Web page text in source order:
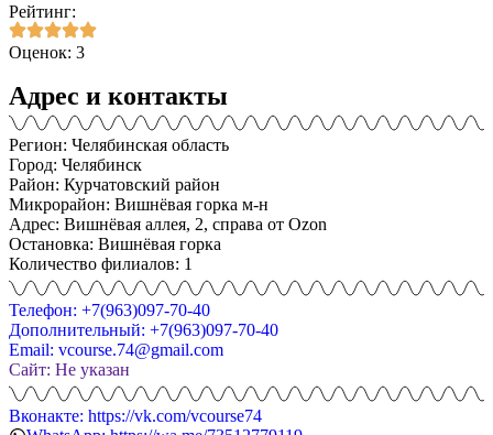
Рейтинг:
Оценок: 3
Адрес и контакты
Регион: Челябинская область
Город: Челябинск
Район: Курчатовский район
Микрорайон: Вишнёвая горка м-н
Адрес: Вишнёвая аллея, 2, справа от Ozon
Остановка: Вишнёвая горка
Количество филиалов: 1
Телефон: +7(963)097-70-40
Дополнительный: +7(963)097-70-40
Email: vcourse.74@gmail.com
Сайт: Не указан
Вконакте: https://vk.com/vcourse74